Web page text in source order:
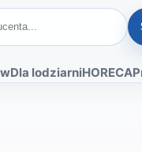
Dla lodziarniHORECA